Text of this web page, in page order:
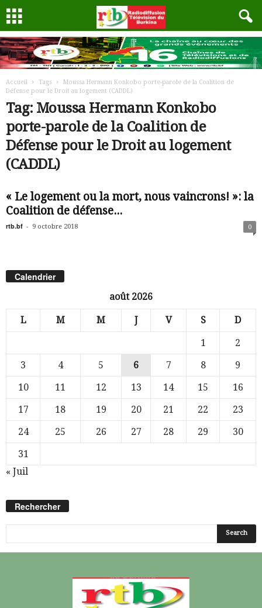
Accueil Tags
Moussa Hermann Konkobo porte-parole de la Coalition de
Défense pour le Droit au logement (CADDL)
Tag: Moussa Hermann Konkobo
porte-parole de la Coalition de
Défense pour le Droit au logement
(CADDL)
« Le logement ou la mort, nous vaincrons! »: la
Coalition de défense...
rtb.bf - 9 octobre 2018 0
Calendrier
août 2026
L M M J V S D
1
2
3
4 5 6 7 8
9
10
11 12 13 14 15
16
17
18 19 20 21 22
23
24
25 26 27 28 29
30
31
« Juil
Rechercher